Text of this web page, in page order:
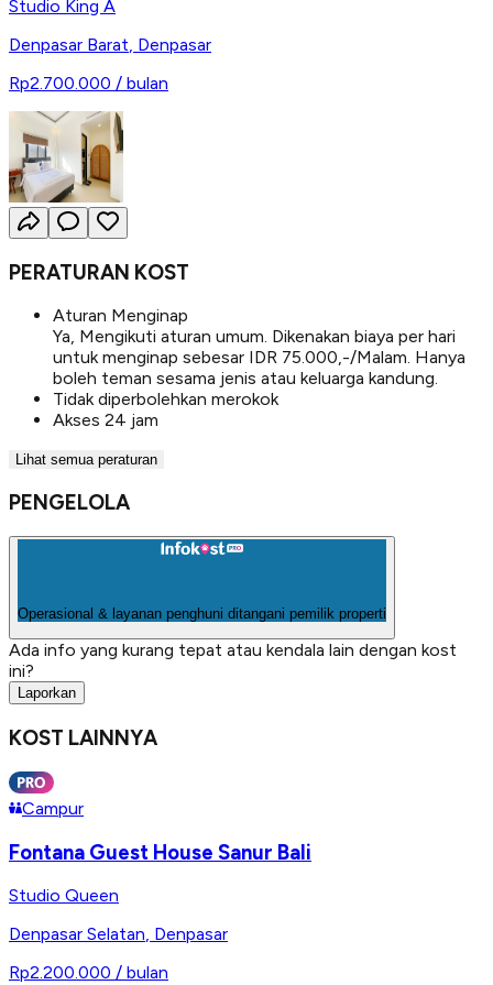
Studio King A
Denpasar Barat, Denpasar
Rp2.700.000 / bulan
PERATURAN KOST
Aturan Menginap
Ya, Mengikuti aturan umum. Dikenakan biaya per hari
untuk menginap sebesar IDR 75.000,-/Malam. Hanya
boleh teman sesama jenis atau keluarga kandung.
Tidak diperbolehkan merokok
Akses 24 jam
Lihat semua peraturan
PENGELOLA
Operasional & layanan penghuni ditangani pemilik properti
Ada info yang kurang tepat atau kendala lain dengan kost
ini?
Laporkan
KOST LAINNYA
Campur
Fontana Guest House Sanur Bali
Studio Queen
Denpasar Selatan, Denpasar
Rp2.200.000 / bulan